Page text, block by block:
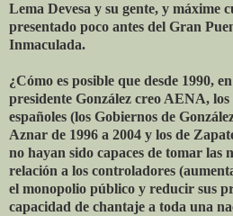
Lema Devesa y su gente, y máxime
presentado poco antes del Gran
Inmaculada.
¿Cómo es posible que desde 1990,
presidente González creo AENA, los
españoles (los Gobiernos de
Aznar de 1996 a 2004 y los de
no hayan sido capaces de tomar las
relación a los controladores
el monopolio público y reducir sus
capacidad de chantaje a toda una